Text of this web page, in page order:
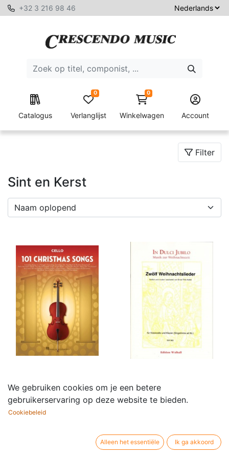
+32 3 216 98 46
Catalogus Verlanglijst
0 0
Winkelwagen Account
Filter
Sint en Kerst
101 Christmas Songs
20,95
12 Weihnachtslieder
17,80€
We gebruiken cookies om je een betere
gebruikerservaring op deze website te bieden.
Cookiebeleid
Alleen het essentiële Ik ga akkoord